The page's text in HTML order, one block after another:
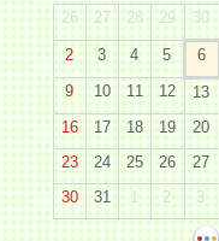
26
27 28 29 30
2 3 4 5 6
9
10 11 12 13
16
17 18 19 20
23
24 25 26 27
30
31 1 2 3